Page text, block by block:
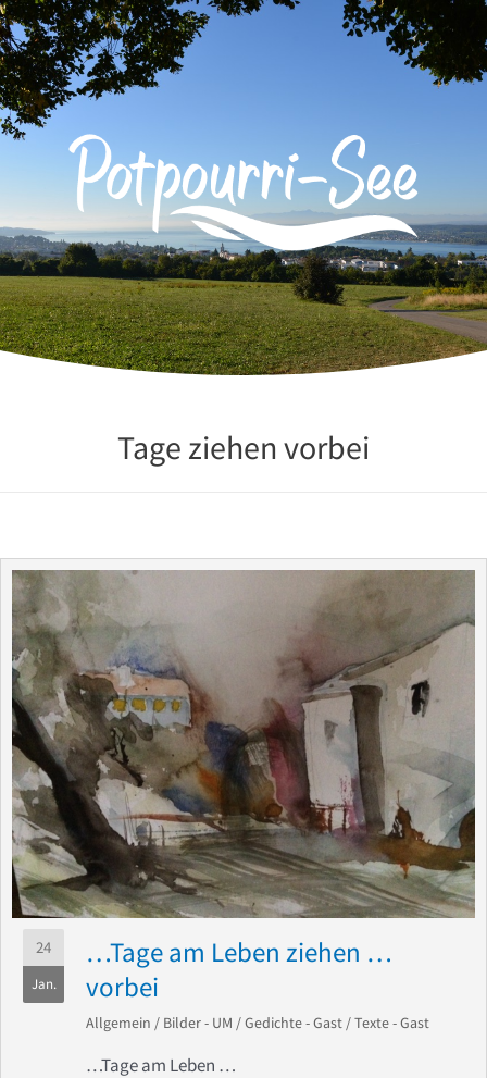
Zum
Inhalt
springen
Tage ziehen vorbei
24
Jan.
…Tage am Leben ziehen …
vorbei
Allgemein / Bilder - UM /Gedichte - Gast /Texte - Gast
…Tage am Leben …